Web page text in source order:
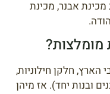
מכינת אבנר, מכינת
מומלצות?
הארץ, חלקן חילוניות,
ובנות יחד). אז מיהן